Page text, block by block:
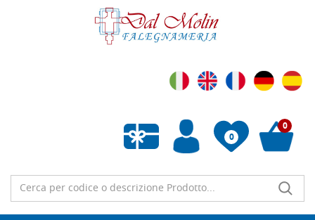
0
Liste de souhaits vide
0